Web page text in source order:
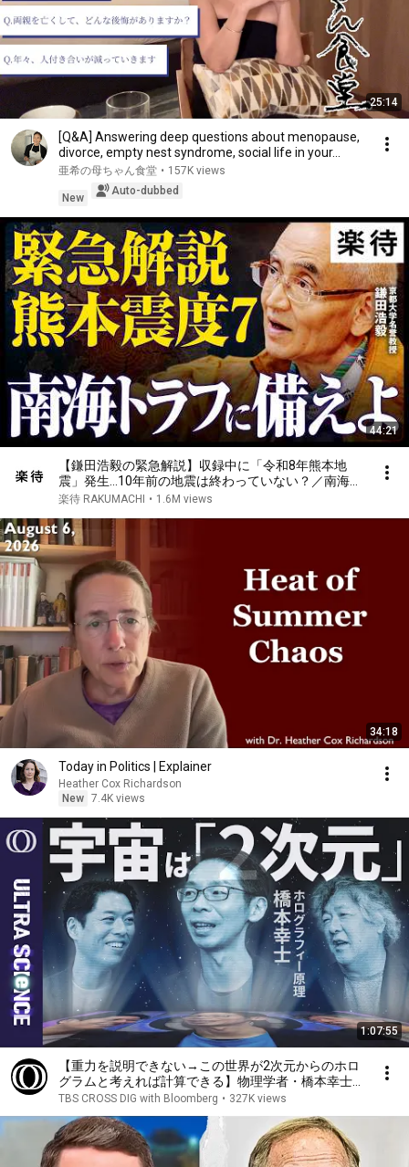
25:14
[Q&A] Answering deep questions about menopause,
divorce, empty nest syndrome, social life in your...
亜希の母ちゃん食堂 • 157K views
New
Auto-dubbed
44:21
【鎌田浩毅の緊急解説】収録中に「令和8年熊本地
震」発生…10年前の地震は終わっていない？／南海ト
ラフ地震・富士山噴火との関係／「直下型地震」増加
博士》
楽待 RAKUMACHI • 1.6M views
34:18
Today in Politics | Explainer
Heather Cox Richardson
New 7.4K views
1:07:55
【重力を説明できない→この世界が2次元からのホロ
グラムと考えれば計算できる】物理学者・橋本幸士／
量子もつれから時空が創発／ブラックホールとエント
TBS CROSS DIG with Bloomberg • 327K views